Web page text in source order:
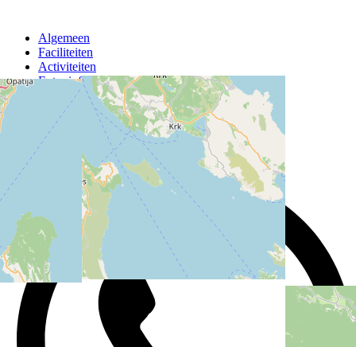
Algemeen
Faciliteiten
Activiteiten
Extra info
Camping Krk